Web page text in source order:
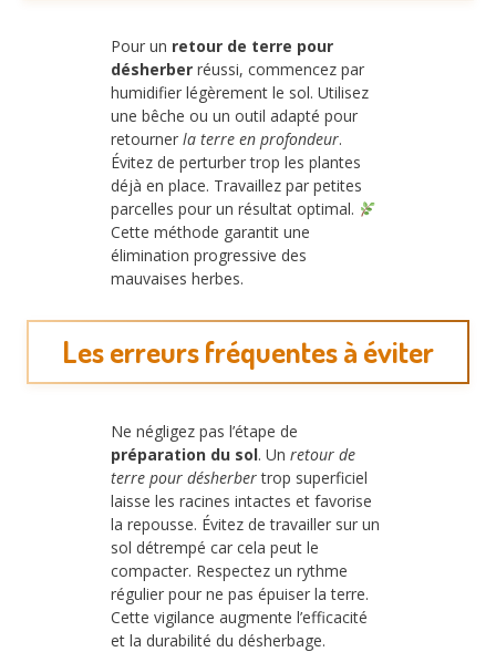
Pour un retour de terre pour
désherber réussi, commencez par
humidifier légèrement le sol. Utilisez
une bêche ou un outil adapté pour
retourner la terre en profondeur.
Évitez de perturber trop les plantes
déjà en place. Travaillez par petites
parcelles pour un résultat optimal.
Cette méthode garantit une
élimination progressive des
mauvaises herbes.
Les erreurs fréquentes à éviter
Ne négligez pas l’étape de
préparation du sol. Un retour de
terre pour désherbertrop superficiel
laisse les racines intactes et favorise
la repousse. Évitez de travailler sur un
sol détrempé car cela peut le
compacter. Respectez un rythme
régulier pour ne pas épuiser la terre.
Cette vigilance augmente l’efficacité
et la durabilité du désherbage.